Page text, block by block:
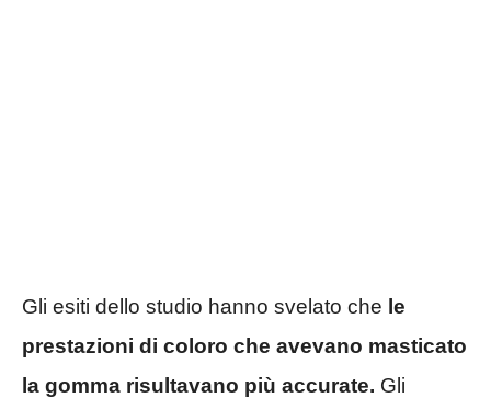
Gli esiti dello studio hanno svelato che le
prestazioni di coloro che avevano masticato
la gomma risultavano più accurate. Gli